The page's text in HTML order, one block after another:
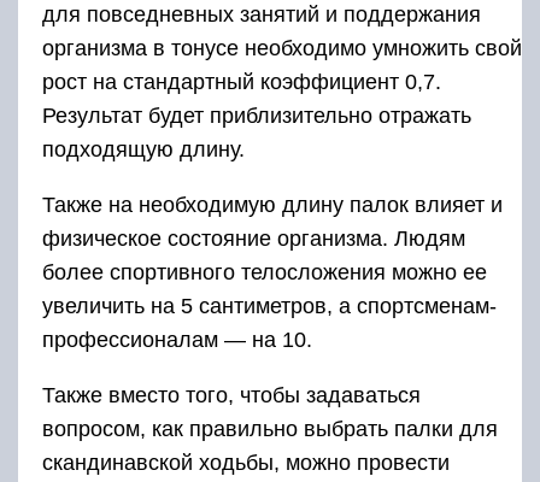
для повседневных занятий и поддержания
организма в тонусе необходимо умножить свой
рост на стандартный коэффициент 0,7.
Результат будет приблизительно отражать
подходящую длину.
Также на необходимую длину палок влияет и
физическое состояние организма. Людям
более спортивного телосложения можно ее
увеличить на 5 сантиметров, а спортсменам-
профессионалам — на 10.
Также вместо того, чтобы задаваться
вопросом, как правильно выбрать палки для
скандинавской ходьбы, можно провести